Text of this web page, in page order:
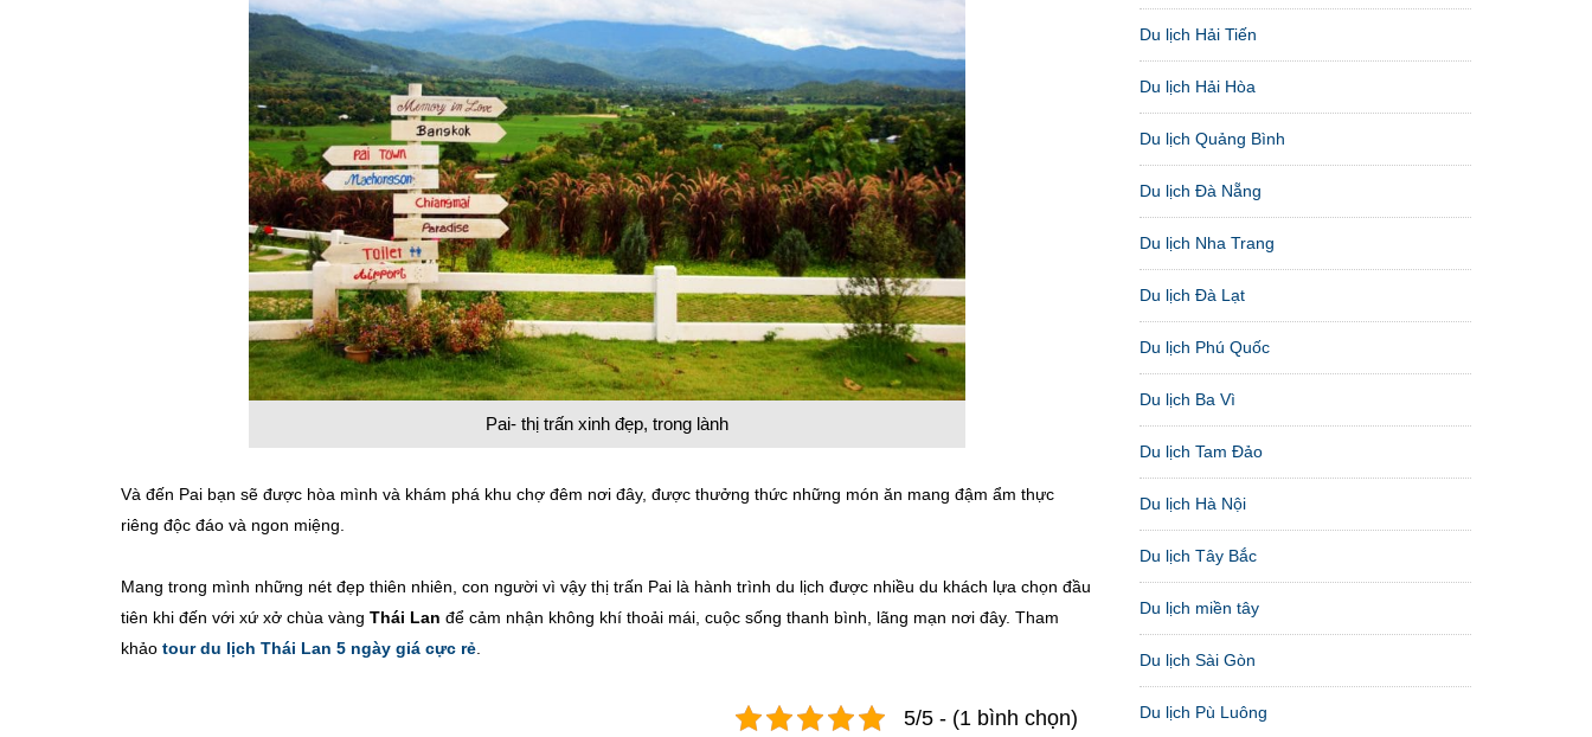
Pai- thị trấn xinh đẹp, trong lành
Và đến Pai bạn sẽ được hòa mình và khám phá khu chợ đêm nơi đây, được thưởng thức những món ăn mang đậm ẩm thực
riêng độc đáo và ngon miệng.
Mang trong mình những nét đẹp thiên nhiên, con người vì vậy thị trấn Pai là hành trình du lịch được nhiều du khách lựa chọn đầu
tiên khi đến với xứ xở chùa vàng Thái Lan để cảm nhận không khí thoải mái, cuộc sống thanh bình, lãng mạn nơi đây. Tham
khảo tour du lịch Thái Lan 5 ngày giá cực rẻ.
5/5 - (1 bình chọn)
Du lịch Hải Tiến
Du lịch Hải Hòa
Du lịch Quảng Bình
Du lịch Đà Nẵng
Du lịch Nha Trang
Du lịch Đà Lạt
Du lịch Phú Quốc
Du lịch Ba Vì
Du lịch Tam Đảo
Du lịch Hà Nội
Du lịch Tây Bắc
Du lịch miền tây
Du lịch Sài Gòn
Du lịch Pù Luông